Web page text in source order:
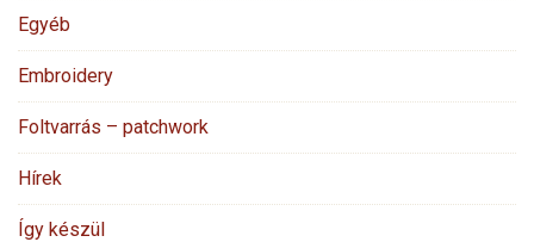
Egyéb
Embroidery
Foltvarrás – patchwork
Hírek
Így készül